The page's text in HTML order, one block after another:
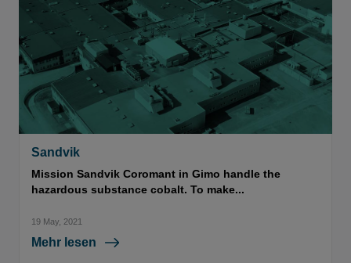
Sandvik
Mission Sandvik Coromant in Gimo handle the
hazardous substance cobalt. To make...
19 May, 2021
Mehr lesen